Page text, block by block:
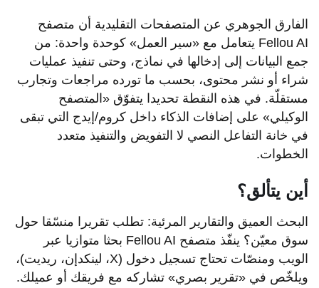
الفارق الجوهري عن المتصفحات التقليدية أن متصفح
Fellou AI يتعامل مع «سير العمل» كوحدة واحدة: من
جمع البيانات إلى إدخالها في نماذج، وحتى تنفيذ عمليات
شراء أو نشر محتوى، بحسب ما تورده مراجعات وتجارب
مستقلّة. في هذه النقطة تحديدا يتفوّق «المتصفح
الوكيلي» على إضافات الذكاء داخل كروم/إيدج التي تبقى
في خانة التفاعل النصي لا التفويض والتنفيذ متعدد
الخطوات.
أين يتألق؟
البحث العميق والتقارير المرئية: تطلب تقريرا منسّقا حول
سوق معيّن؟ ينفّذ متصفح Fellou AI بحثا متوازيا عبر
الويب ومنصّات تحتاج تسجيل دخول (X، لينكدإن، ريديت)،
ويلخّص في «تقرير بصري» تشاركه مع فريقك أو عميلك.